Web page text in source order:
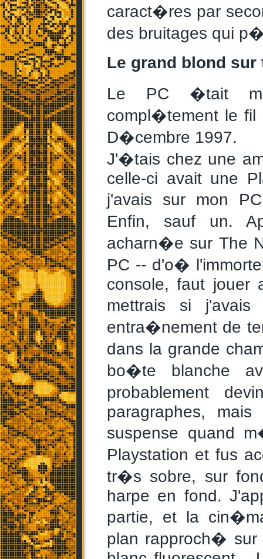
caract�res par
des bruitages qui
Le grand blond sur
Le PC �tait
compl�tement le fil
D�cembre 1997.
J'�tais chez une
celle-ci avait une
j'avais sur mon
Enfin, sauf un.
acharn�e sur The
PC -- d'o�
console, faut jouer
mettrais si
entra�nement de
dans la grande
bo�te blanche
probablement
paragraphes,
suspense quand
Playstation et fus
tr�s sobre, sur
harpe en fond.
partie, et la
plan rapproch� sur